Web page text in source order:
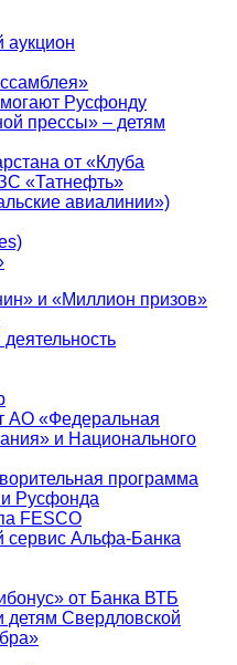
аукцион
Русфонду
прессы» – детям
от «Клуба
«Татнефть»
авиалинии»)
и «Миллион призов»
АО «Федеральная
и Национального
программа
Русфонда
FESCO
сервис Альфа-Банка
от Банка ВТБ
Свердловской